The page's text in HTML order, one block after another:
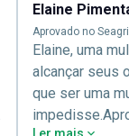
Elaine
Aprovado no
Elaine, uma
alcançar seus
que ser uma